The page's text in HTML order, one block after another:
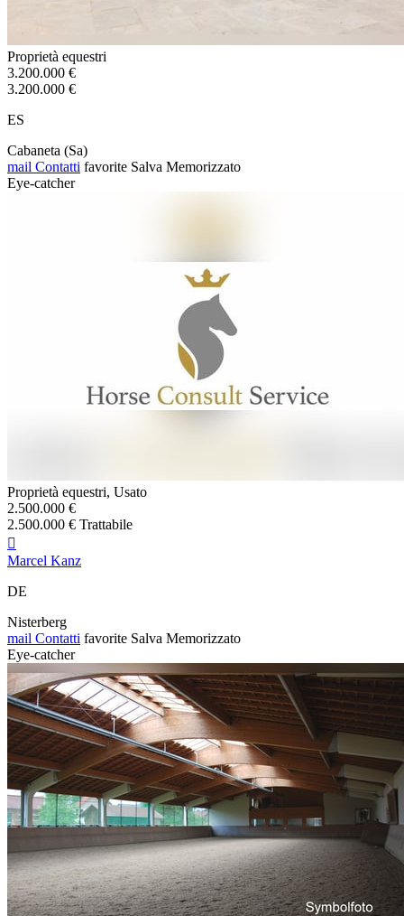
Proprietà equestri
3.200.000 €
3.200.000 €
ES
Cabaneta (Sa)
mail Contatti favorite Salva Memorizzato
Eye-catcher
Proprietà equestri, Usato
2.500.000 €
2.500.000 € Trattabile

Marcel Kanz
DE
Nisterberg
mail Contatti favorite Salva Memorizzato
Eye-catcher